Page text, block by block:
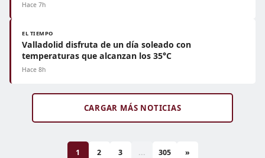
Hace 7h
EL TIEMPO
Valladolid disfruta de un día soleado con
temperaturas que alcanzan los 35°C
Hace 8h
CARGAR MÁS NOTICIAS
1 2 3 ... 305 »